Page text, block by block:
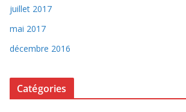
juillet 2017
mai 2017
décembre 2016
Catégories